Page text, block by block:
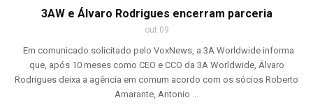
3AW e Álvaro Rodrigues encerram parceria
out 09
Em comunicado solicitado pelo VoxNews, a 3A Worldwide informa
que, após 10 meses como CEO e CCO da 3A Worldwide, Álvaro
Rodrigues deixa a agência em comum acordo com os sócios Roberto
Amarante, Antonio ...